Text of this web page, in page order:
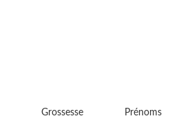
Grossesse Prénoms